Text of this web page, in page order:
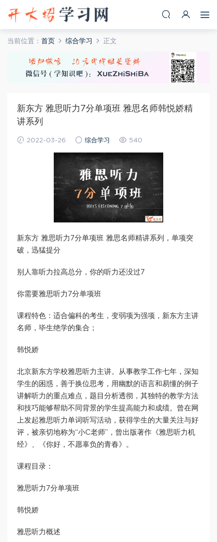
当前位置： 首页 综合学习 正文
新东方 雅思听力7分单项班 雅思名师韩悦娇精
讲系列
2022-03-26 综合学习 540
新东方 雅思听力7分单项班 雅思名师精讲系列，单项突
破，迅猛提分
别人靠听力拉高总分，你的听力还没过7
你需要雅思听力7分单项班
课程特色：适合偏科的考生，变弱项为强项，新东方主讲
名师，毕生绝学的集合；
韩悦娇
北京新东方学校雅思听力主讲。从事教学工作七年，深知
学生的困惑，善于换位思考，用幽默的语言和易懂的例子
讲解听力的重点难点，题目分析透彻，其独特的教学方法
和技巧能够帮助不同背景的学生提高能力和成绩。曾在网
上发起雅思听力单词听写活动，获得学生的大量关注与好
评，被亲切地称为“小C老师”，曾出版著作《雅思听力机
经》、《你好，不愿辜负的青春》。
课程目录：
雅思听力7分单项班
韩悦娇
雅思听力概述